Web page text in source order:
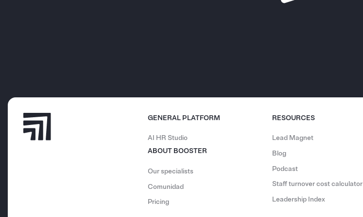
GENERAL PLATFORM
AI HR Studio
ABOUT BOOSTER
Our specialists
Comunidad
Pricing
RESOURCES
Lead Magnet
Blog
Podcast
Staff turnover cost calculator
Leadership Index